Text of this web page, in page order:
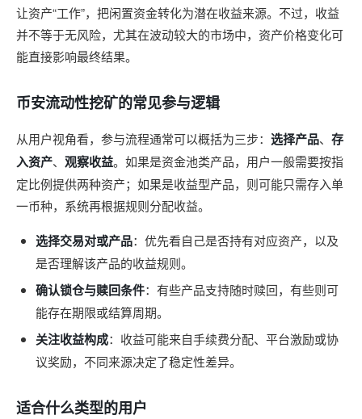
让资产“工作”，把闲置资金转化为潜在收益来源。不过，收益
并不等于无风险，尤其在波动较大的市场中，资产价格变化可
能直接影响最终结果。
币安流动性挖矿的常见参与逻辑
从用户视角看，参与流程通常可以概括为三步： 选择产品、 存
入资产、 观察收益。如果是资金池类产品，用户一般需要按指
定比例提供两种资产；如果是收益型产品，则可能只需存入单
一币种，系统再根据规则分配收益。
选择交易对或产品：优先看自己是否持有对应资产，以及
是否理解该产品的收益规则。
确认锁仓与赎回条件：有些产品支持随时赎回，有些则可
能存在期限或结算周期。
关注收益构成：收益可能来自手续费分配、平台激励或协
议奖励，不同来源决定了稳定性差异。
适合什么类型的用户